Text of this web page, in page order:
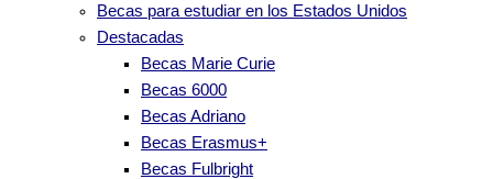
Becas para estudiar en los Estados Unidos
Destacadas
Becas Marie Curie
Becas 6000
Becas Adriano
Becas Erasmus+
Becas Fulbright